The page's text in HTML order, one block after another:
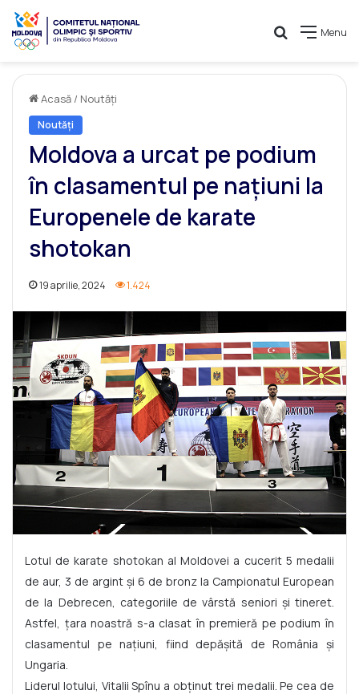
Menu
Caută
Acasă / Noutăți
Noutăți
Moldova a urcat pe podium
în clasamentul pe națiuni la
Europenele de karate
shotokan
19 aprilie, 2024 1.424
Lotul de karate shotokan al Moldovei a cucerit 5 medalii
de aur, 3 de argint și 6 de bronz la Campionatul European
de la Debrecen, categoriile de vârstă seniori și tineret.
Astfel, țara noastră s-a clasat în premieră pe podium în
clasamentul pe națiuni, fiind depășită de România și
Ungaria.
Liderul lotului, Vitalii Spînu a obținut trei medalii. Pe cea de